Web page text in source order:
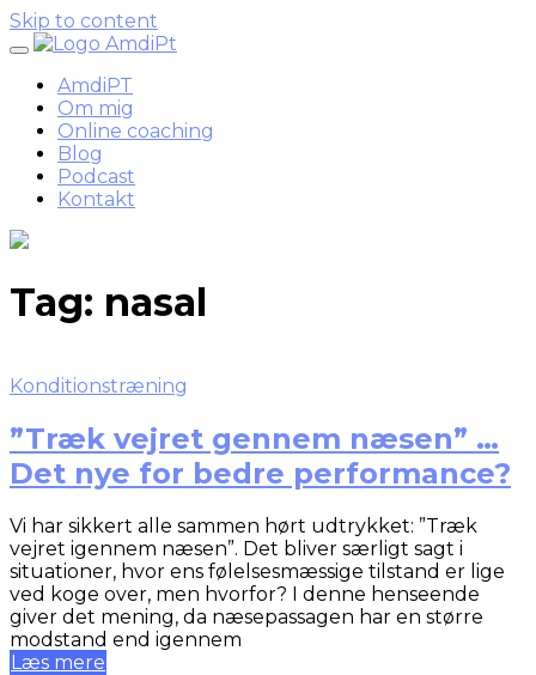
Skip to content
AmdiPT
Om mig
Online coaching
Blog
Podcast
Kontakt
Tag: nasal
Konditionstræning
”Træk vejret gennem næsen” …
Det nye for bedre performance?
Vi har sikkert alle sammen hørt udtrykket: ”Træk
vejret igennem næsen”. Det bliver særligt sagt i
situationer, hvor ens følelsesmæssige tilstand er lige
ved koge over, men hvorfor? I denne henseende
giver det mening, da næsepassagen har en større
modstand end igennem
Læs mere